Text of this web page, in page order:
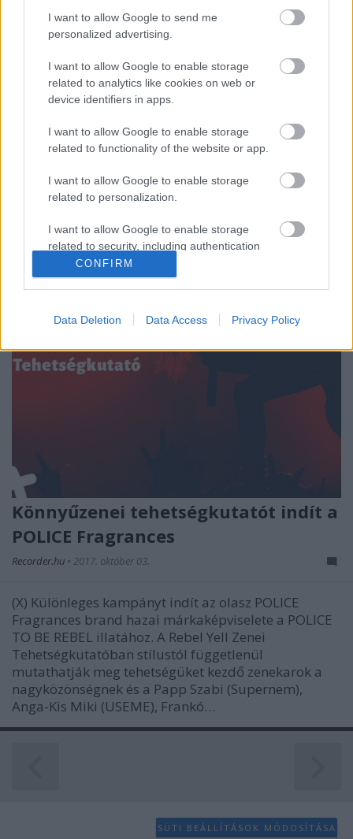
I want to allow Google to send me
personalized advertising.
I want to allow Google to enable storage
related to analytics like cookies on web or
device identifiers in apps.
I want to allow Google to enable storage
related to functionality of the website or app.
I want to allow Google to enable storage
related to personalization.
I want to allow Google to enable storage
related to security, including authentication
functionality and fraud prevention, and other
user protection.
CONFIRM
Data Deletion Data Access Privacy Policy
Íme a POLICE Rebel Yell Zenei
Tehetségkutató döntősei!
Recorder.hu•2017. november 07.
(X) Lezárult a zenei tehetségkutató első szakasza,
azaz a rajongói szavazatok alapján összeállt az a
majd ki az egymilliós fődíjat megnyerő bandát.
Könnyűzenei tehetségkutatót indít a
POLICE Fragrances
Recorder.hu • 2017. október 03.
(X) Különleges kampányt indít az olasz POLICE
Fragrances brand hazai márkaképviselete a POLICE
TO BE REBEL illatához. A Rebel Yell Zenei
Tehetségkutatóban stílustól függetlenül
mutathatják meg tehetségüket kezdő zenekarok a
nagyközönségnek és a Papp Szabi (Supernem),
Anga-Kis Miki (USEME), Frankó…
SÜTI BEÁLLÍTÁSOK MÓDOSÍTÁSA